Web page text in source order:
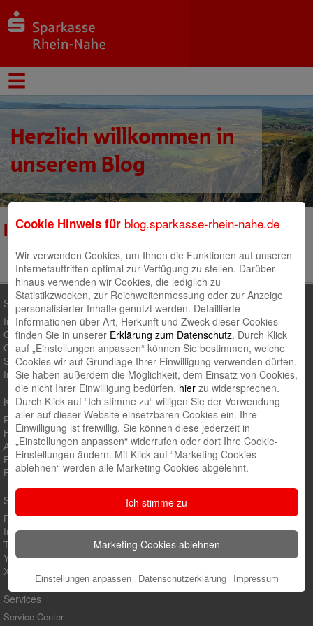
Herzlich willkommen in
unserem Blog
Immobilienportal
Sparkasse Rhein-Nahe
Internet-Filiale
Online-Banking
Online-Beratung
Sparbuch online
Immobilien
Karriere
Praktikum
Für Schüler
Alternative zum Studium
Für Studenten und Absolventen
Für Berufserfahrene und Führungskräfte
Social Media
Facebook
Instagram
Twitter
Youtube
Xing
Services
Service-Center
Cookie Hinweis für blog.sparkasse-rhein-nahe.de
Wir verwenden Cookies, um Ihnen die Funktionen auf unseren
Internetauftritten optimal zur Verfügung zu stellen. Darüber
hinaus verwenden wir Cookies, die lediglich zu
Statistikzwecken, zur Reichweitenmessung oder zur Anzeige
personalisierter Inhalte genutzt werden. Detaillierte
Informationen über Art, Herkunft und Zweck dieser Cookies
finden Sie in unserer Erklärung zum Datenschutz. Durch Klick
auf „Einstellungen anpassen“ können Sie bestimmen, welche
Cookies wir auf Grundlage Ihrer Einwilligung verwenden dürfen.
Sie haben außerdem die Möglichkeit, dem Einsatz von Cookies,
die nicht Ihrer Einwilligung bedürfen, hierzu widersprechen.
Durch Klick auf “Ich stimme zu“ willigen Sie der Verwendung
aller auf dieser Website einsetzbaren Cookies ein. Ihre
Einwilligung ist freiwillig. Sie können diese jederzeit in
„Einstellungen anpassen“ widerrufen oder dort Ihre Cookie-
Einstellungen ändern. Mit Klick auf “Marketing Cookies
ablehnen“ werden alle Marketing Cookies abgelehnt.
Ich stimme zu
Marketing Cookies ablehnen
Einstellungen anpassen Datenschutzerklärung Impressum